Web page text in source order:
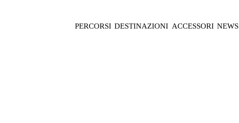
PERCORSI DESTINAZIONI ACCESSORI NEWS